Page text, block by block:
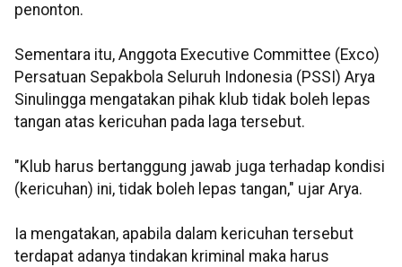
penonton.
Sementara itu, Anggota Executive Committee (Exco)
Persatuan Sepakbola Seluruh Indonesia (PSSI) Arya
Sinulingga mengatakan pihak klub tidak boleh lepas
tangan atas kericuhan pada laga tersebut.
"Klub harus bertanggung jawab juga terhadap kondisi
(kericuhan) ini, tidak boleh lepas tangan," ujar Arya.
Ia mengatakan, apabila dalam kericuhan tersebut
terdapat adanya tindakan kriminal maka harus